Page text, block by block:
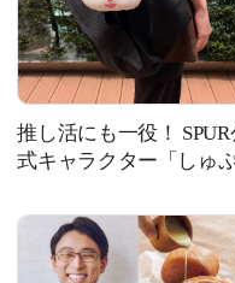
推し活にも一役！ SPUR
式キャラクター「しゅ
ップして再登場
【SPURSHOP】